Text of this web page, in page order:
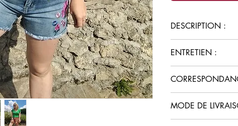
DESCRIPTION :
Manches :
une touche
Couleurs
Matériau :
confort optimal
Encolure :Col
ENTRETIEN :
46.
MODE DE